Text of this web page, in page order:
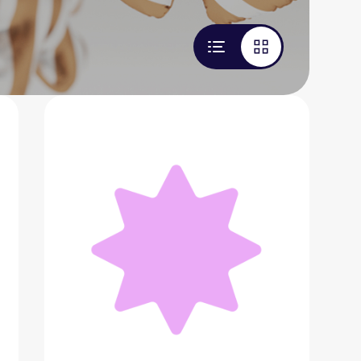
Пылесос Dyson V15 Detect absolute
Добавить в вишлист